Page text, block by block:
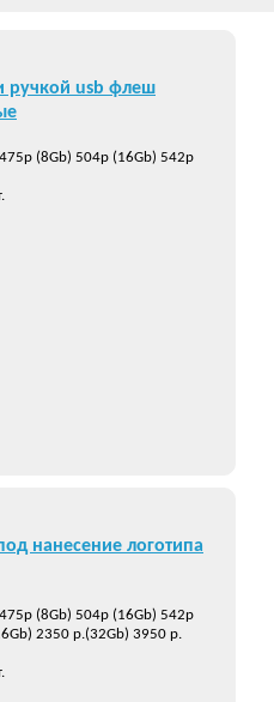
ручкой usb флеш
(8Gb) 504р (16Gb) 542р
нанесение логотипа
(8Gb) 504р (16Gb) 542р
2350 р.(32Gb) 3950 р.